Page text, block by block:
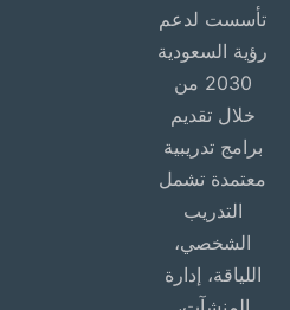
تأسست لدعم
رؤية السعودية
2030 من
خلال تقديم
برامج تدريبية
معتمدة تشمل
التدريب
الشخصي،
اللياقة، إدارة